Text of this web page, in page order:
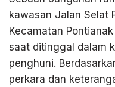
kawasan Jalan Selat
Kecamatan
saat ditinggal dalam
penghuni.
perkara dan